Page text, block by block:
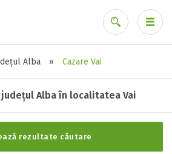
Alba » Cazare Vai
Alba în localitatea Vai
rezultate căutare